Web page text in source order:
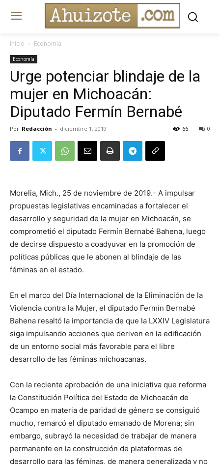
Inicio Economía
Economía
Urge potenciar blindaje de la
mujer en Michoacán:
Diputado Fermín Bernabé
Por Redacción - diciembre 1, 2019 0
66
Morelia, Mich., 25 de noviembre de 2019.- A impulsar
propuestas legislativas encaminadas a fortalecer el
desarrollo y seguridad de la mujer en Michoacán, se
comprometió el diputado Fermín Bernabé Bahena, luego
de decirse dispuesto a coadyuvar en la promoción de
políticas públicas que le abonen al blindaje de las
féminas en el estado.
En el marco del Día Internacional de la Eliminación de la
Violencia contra la Mujer, el diputado Fermín Bernabé
Bahena resaltó la importancia de que la LXXIV Legislatura
siga impulsando acciones que deriven en la edificación
de un entorno social más favorable para el libre
desarrollo de las féminas michoacanas.
Con la reciente aprobación de una iniciativa que reforma
la Constitución Política del Estado de Michoacán de
Ocampo en materia de paridad de género se consiguió
mucho, remarcó el diputado emanado de Morena; sin
embargo, subrayó la necesidad de trabajar de manera
permanente en la construcción de plataformas de
desarrollo para las féminas, de manera generalizada y no